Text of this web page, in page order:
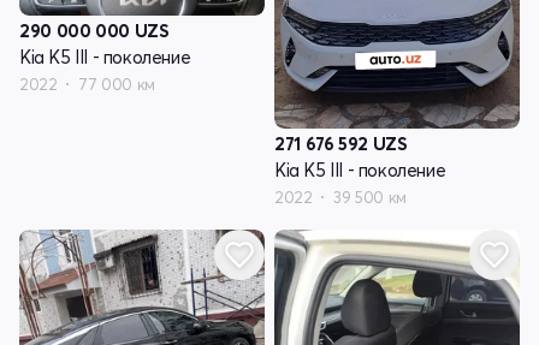
290 000 000 UZS
Kia K5 III - поколение
2022 77 000 км
271 676 592 UZS
Kia K5 III - поколение
2022 39 500 км